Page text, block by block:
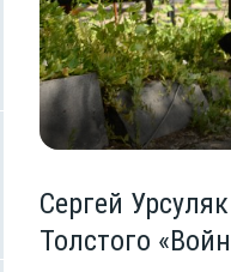
Сергей
Толстого